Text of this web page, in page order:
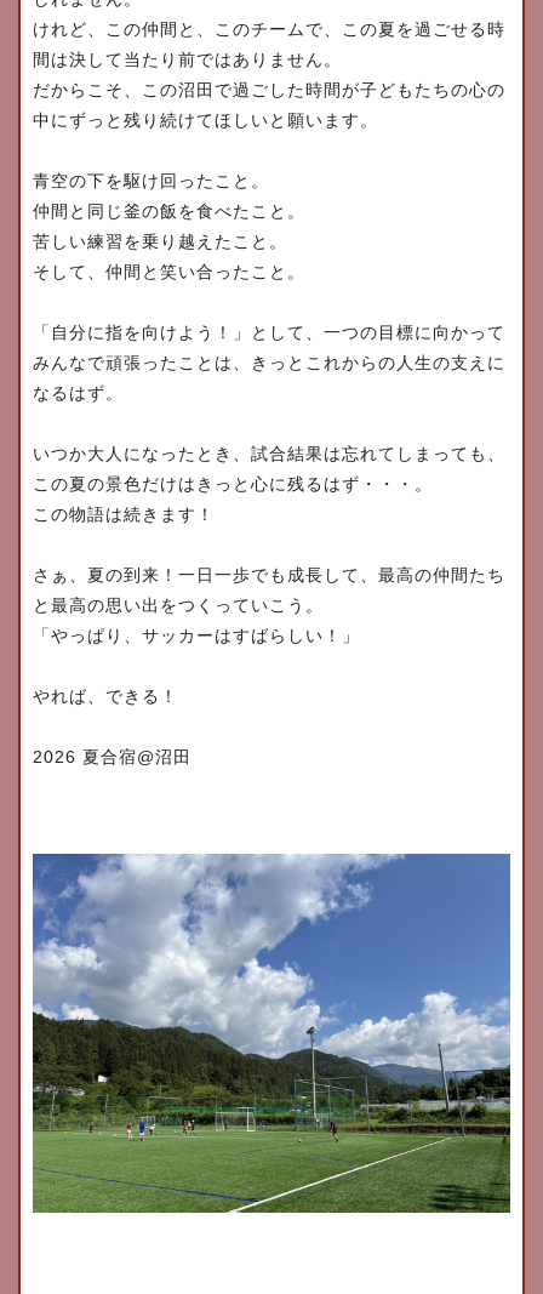
けれど、この仲間と、このチームで、 この夏を過ごせる時
間は決して当たり前ではありません。
だからこそ、 この沼田で過ごした時間が子どもたちの心の
中にずっと残り続けてほしいと願います。
青空の下を駆け回ったこと。
仲間と同じ釜の飯を食べたこと。
苦しい練習を乗り越えたこと。
そして、仲間と笑い合ったこと。
「自分に指を向けよう！」として、 一つの目標に向かって
みんなで頑張ったことは、
きっとこれからの人生の支えに
なるはず。
いつか大人になったとき、試合結果は忘れてしまっても、
この夏の景色だけはきっと心に残るはず・・・。
この物語は続きます！
さぁ、夏の到来！一日一歩でも成長して、 最高の仲間たち
と最高の思い出をつくっていこう。
「やっぱり、サッカーはすばらしい！」
やれば、できる！
2026 夏合宿@沼田